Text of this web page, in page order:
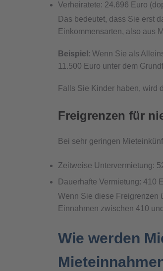
Verheiratete: 24.696 Euro
Das bedeutet, dass Sie erst
Einkommensarten, also aus
Beispiel : Wenn Sie als
11.500 Euro unter dem
Falls Sie Kinder haben, wird
Freigrenzen für
Bei sehr geringen
Zeitweise Untervermietung:
Dauerhafte Vermietung: 410
Wenn Sie diese Freigrenzen
Einnahmen zwischen 410
Wie werden